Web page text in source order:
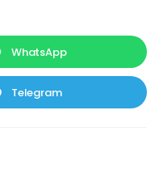
WhatsApp
Telegram